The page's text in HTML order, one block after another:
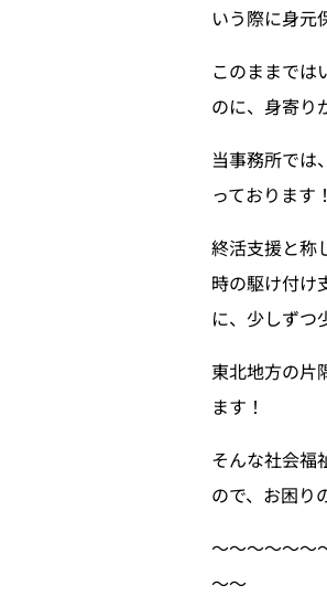
いう際に身元
このままでは
のに、身寄り
当事務所では
っております！
終活支援と称
時の駆け付け
に、少しずつ
東北地方の片
ます！
そんな社会福
ので、お困り
〜〜〜〜〜〜
〜〜